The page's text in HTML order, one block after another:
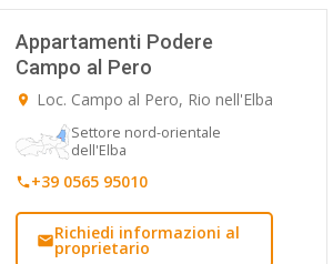
SLO
Appartamenti Podere
Campo al Pero
Loc. Campo al Pero, Rio nell'Elba
Settore nord-orientale
dell'Elba
+39 0565 95010
Richiedi informazioni al
proprietario